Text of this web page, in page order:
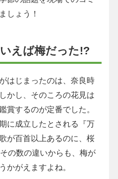
しょう！
えば梅だった!?
はじまったのは、奈良時
かし、そのころの花見は
賞するのが定番でした。
に成立したとされる『万
が百首以上あるのに、桜
の数の違いからも、梅が
かがえますよね。